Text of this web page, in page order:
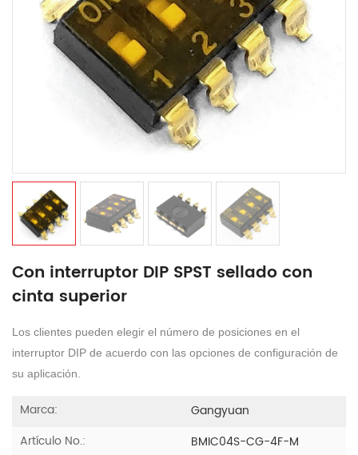
Con interruptor DIP SPST sellado con
cinta superior
Los clientes pueden elegir el número de posiciones en el
interruptor DIP de acuerdo con las opciones de configuración de
su aplicación.
Marca:
Gangyuan
Artículo No.:
BMIC04S-CG-4F-M